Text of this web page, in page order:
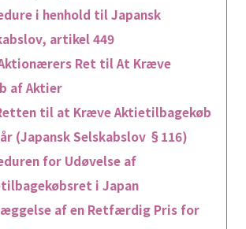
i henhold til Japansk
artikel 449
Ret til At Kræve
af Aktier
til at Kræve Aktietilbagekøb
(Japansk Selskabslov §116)
for Udøvelse af
i Japan
af en Retfærdig Pris for